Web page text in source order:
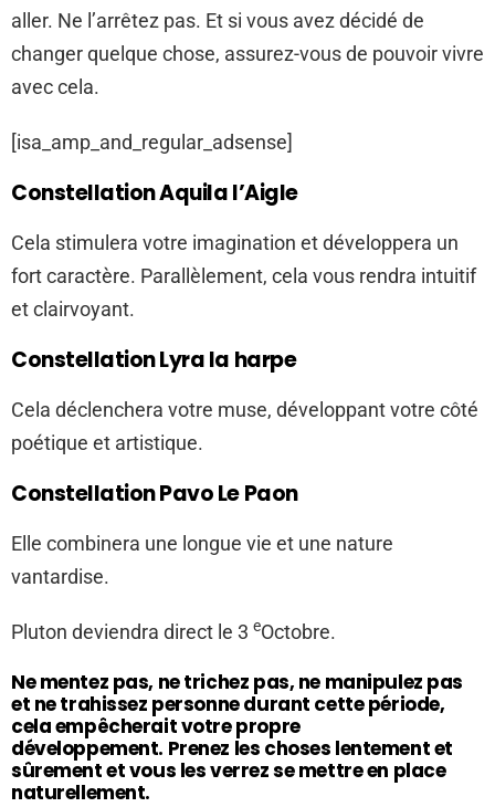
aller. Ne l’arrêtez pas. Et si vous avez décidé de
changer quelque chose, assurez-vous de pouvoir vivre
avec cela.
[isa_amp_and_regular_adsense]
Constellation Aquila l’Aigle
Cela stimulera votre imagination et développera un
fort caractère. Parallèlement, cela vous rendra intuitif
et clairvoyant.
Constellation Lyra la harpe
Cela déclenchera votre muse, développant votre côté
poétique et artistique.
Constellation Pavo Le Paon
Elle combinera une longue vie et une nature
vantardise.
Pluton deviendra direct le 3 eOctobre.
Ne mentez pas, ne trichez pas, ne manipulez pas
et ne trahissez personne durant cette période,
cela empêcherait votre propre
développement. Prenez les choses lentement et
sûrement et vous les verrez se mettre en place
naturellement.